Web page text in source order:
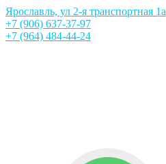
Ярославль, ул 2-я транспортная 1а
+7 (906) 637-37-97
+7 (964) 484-44-24